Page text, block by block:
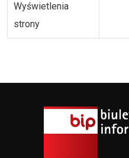
Wyświetlenia
strony